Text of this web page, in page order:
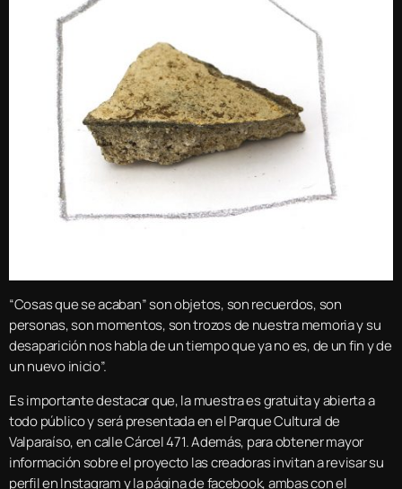
“Cosas que se acaban” son objetos, son recuerdos, son
personas, son momentos, son trozos de nuestra memoria y su
desaparición nos habla de un tiempo que ya no es, de un fin y de
un nuevo inicio”.
Es importante destacar que, la muestra es gratuita y abierta a
todo público y será presentada en el Parque Cultural de
Valparaíso, en calle Cárcel 471. Además, para obtener mayor
información sobre el proyecto las creadoras invitan a revisar su
perfil en Instagram y la página de facebook, ambas con el